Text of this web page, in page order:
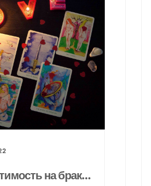
Совместимость на брак и любовь по картам Таро